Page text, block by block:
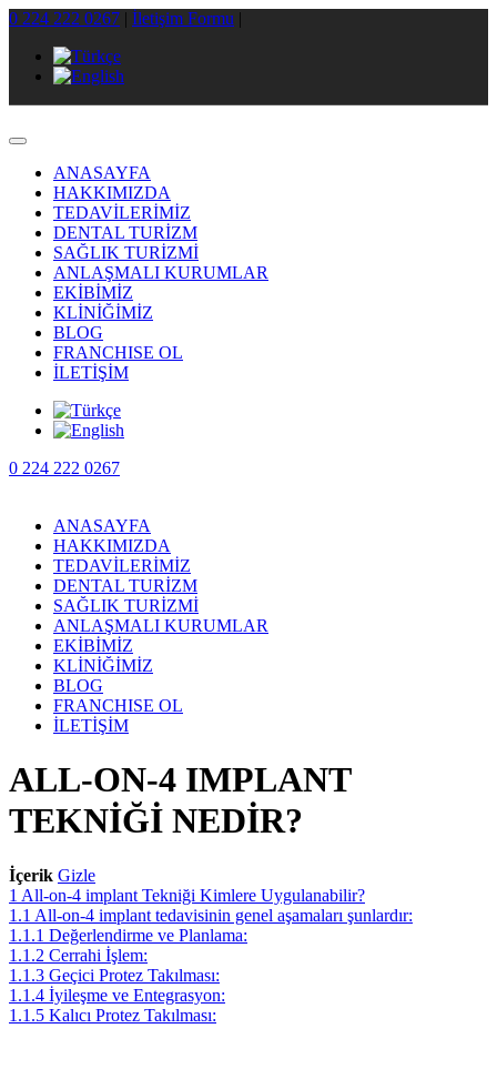
0 224 222 0267 | İletişim Formu |
ANASAYFA
HAKKIMIZDA
TEDAVİLERİMİZ
DENTAL TURİZM
SAĞLIK TURİZMİ
ANLAŞMALI KURUMLAR
EKİBİMİZ
KLİNİĞİMİZ
BLOG
FRANCHISE OL
İLETİŞİM
0 224 222 0267
ANASAYFA
HAKKIMIZDA
TEDAVİLERİMİZ
DENTAL TURİZM
SAĞLIK TURİZMİ
ANLAŞMALI KURUMLAR
EKİBİMİZ
KLİNİĞİMİZ
BLOG
FRANCHISE OL
İLETİŞİM
ALL-ON-4 IMPLANT
TEKNİĞİ NEDİR?
İçerik Gizle
1 All-on-4 implant Tekniği Kimlere Uygulanabilir?
1.1 All-on-4 implant tedavisinin genel aşamaları şunlardır:
1.1.1 Değerlendirme ve Planlama:
1.1.2 Cerrahi İşlem:
1.1.3 Geçici Protez Takılması:
1.1.4 İyileşme ve Entegrasyon:
1.1.5 Kalıcı Protez Takılması: